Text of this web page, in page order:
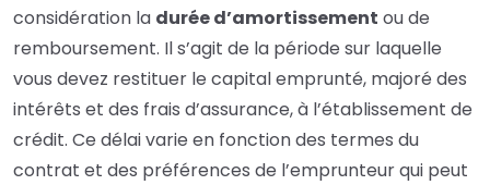
considération la durée d’amortissement ou de
remboursement. Il s’agit de la période sur laquelle
vous devez restituer le capital emprunté, majoré des
intérêts et des frais d’assurance, à l’établissement de
crédit. Ce délai varie en fonction des termes du
contrat et des préférences de l’emprunteur qui peut